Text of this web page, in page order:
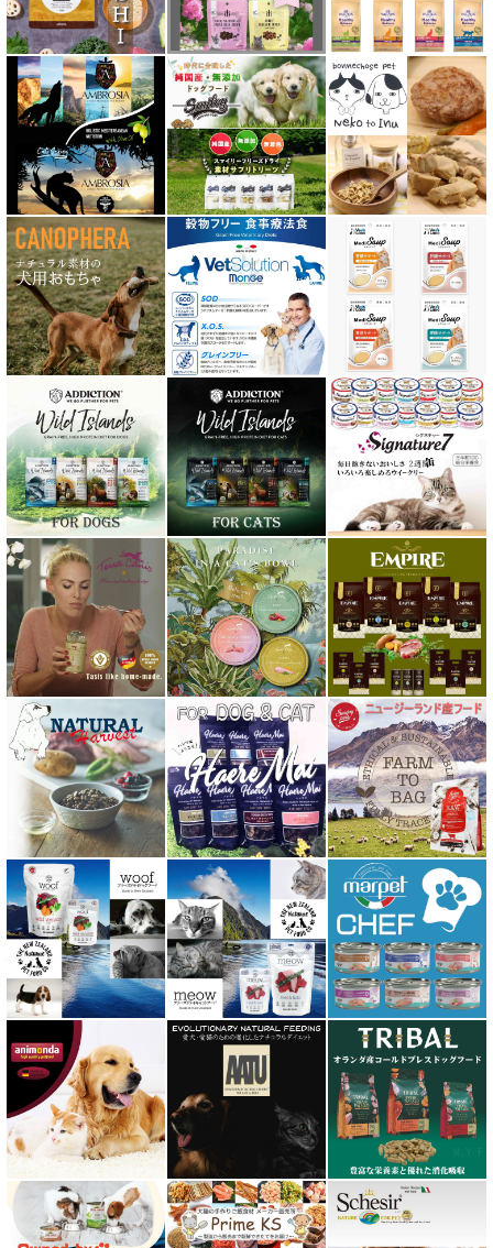
テラフェリス TerraFelis
テラカニス ハーバルヒーローズ
トライバル TRIBAL
ナチュラルコード NATURAL CODE
ナチュラルハーベスト Natural Harvest
Nanki Japan ナンキジャパン
ニュートライプ NUTRIPE
ｐＨ バランス キャット ウォーター
ネイチャーベット NaturVet
バーキングヘッズ BARKING HEADS
ハーロウブレンド Harlow Blend
バイオトロール・バイオフレッシュ Byotrol
バリアサプリ
Haere Mai ハレマエ
阪急ハロードッグ
プロバイオデンタルPet
ビィ・ナチュラル be-NatuRal
ヒマラヤ ドッグ チーズ チュウ
ファープラスト 歯みがきガム
フィッシュ4 ペットフード正規品
フィールドエイト
フォルツァ10 FORZA10
プライムケイズ さかい企画
ブリスミックス BLISMIX
プレスティージ PRESTIGE
プロデン ProDen